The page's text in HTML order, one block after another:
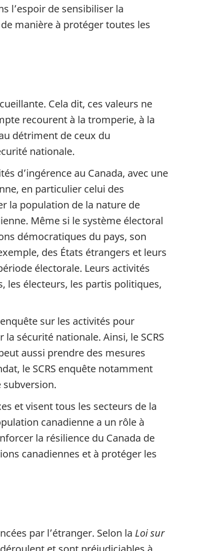
l’espoir de sensibiliser la
manière à protéger toutes les
Cela dit, ces valeurs ne
recourent à la tromperie, à la
détriment de ceux du
nationale.
d’ingérence au Canada, avec une
en particulier celui des
la population de la nature de
Même si le système électoral
démocratiques du pays, son
des États étrangers et leurs
électorale. Leurs activités
les électeurs, les partis politiques,
enquête sur les activités pour
sécurité nationale. Ainsi, le SCRS
aussi prendre des mesures
le SCRS enquête notamment
subversion.
et visent tous les secteurs de la
canadienne a un rôle à
la résilience du Canada de
canadiennes et à protéger les
par l’étranger. Selon la Loi sur